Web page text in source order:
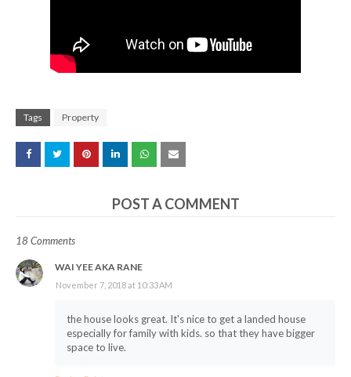
Tags Property
POST A COMMENT
18 Comments
WAI YEE AKA RANE
November 7, 2018 at 10:33 AM
the house looks great. It's nice to get a landed house
especially for family with kids. so that they have bigger
space to live.